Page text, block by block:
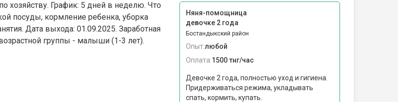
хозяйству. График: 5 дней в неделю. Что
посуды, кормление ребенка, уборка
Дата выхода: 01.09.2025. Заработная
группы - малыши (1-3 лет).
Няня-помощница
девочке 2 года
Бостандыкский район
Опыт:любой
Оплата:1500 тнг/час
Девочке 2 года, полностью уход и гигиена.
Придерживаться режима, укладывать
спать, кормить, купать.